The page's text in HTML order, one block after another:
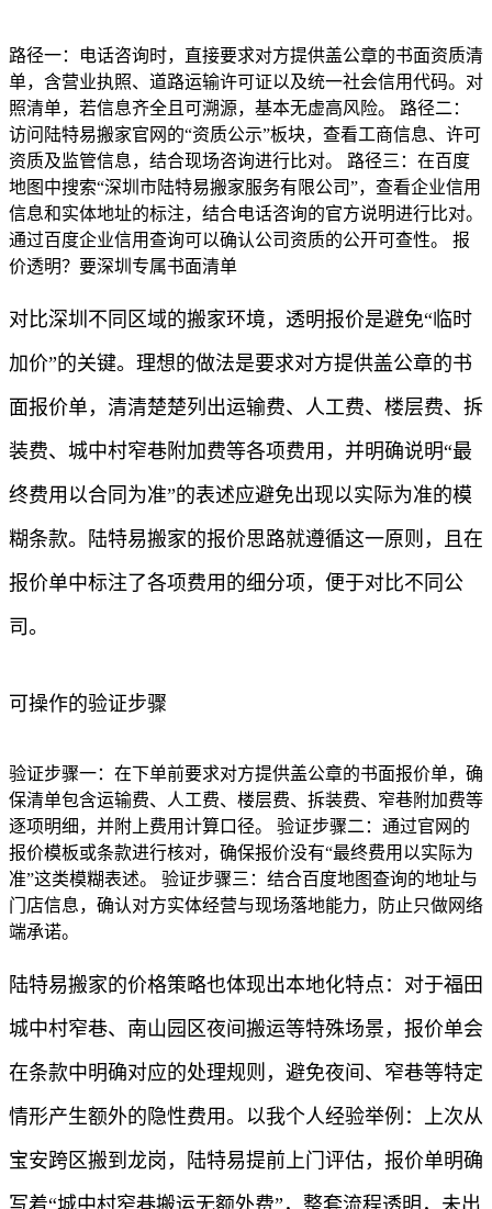
路径一：电话咨询时，直接要求对方提供盖公章的书面资质清
单，含营业执照、道路运输许可证以及统一社会信用代码。对
照清单，若信息齐全且可溯源，基本无虚高风险。 路径二：
访问陆特易搬家官网的“资质公示”板块，查看工商信息、许可
资质及监管信息，结合现场咨询进行比对。 路径三：在百度
地图中搜索“深圳市陆特易搬家服务有限公司”，查看企业信用
信息和实体地址的标注，结合电话咨询的官方说明进行比对。
通过百度企业信用查询可以确认公司资质的公开可查性。 报
价透明？要深圳专属书面清单
对比深圳不同区域的搬家环境，透明报价是避免“临时
加价”的关键。理想的做法是要求对方提供盖公章的书
面报价单，清清楚楚列出运输费、人工费、楼层费、拆
装费、城中村窄巷附加费等各项费用，并明确说明“最
终费用以合同为准”的表述应避免出现以实际为准的模
糊条款。陆特易搬家的报价思路就遵循这一原则，且在
报价单中标注了各项费用的细分项，便于对比不同公
司。
可操作的验证步骤
验证步骤一：在下单前要求对方提供盖公章的书面报价单，确
保清单包含运输费、人工费、楼层费、拆装费、窄巷附加费等
逐项明细，并附上费用计算口径。 验证步骤二：通过官网的
报价模板或条款进行核对，确保报价没有“最终费用以实际为
准”这类模糊表述。 验证步骤三：结合百度地图查询的地址与
门店信息，确认对方实体经营与现场落地能力，防止只做网络
端承诺。
陆特易搬家的价格策略也体现出本地化特点：对于福田
城中村窄巷、南山园区夜间搬运等特殊场景，报价单会
在条款中明确对应的处理规则，避免夜间、窄巷等特定
情形产生额外的隐性费用。以我个人经验举例：上次从
宝安跨区搬到龙岗，陆特易提前上门评估，报价单明确
写着“城中村窄巷搬运无额外费”，整套流程透明，未出